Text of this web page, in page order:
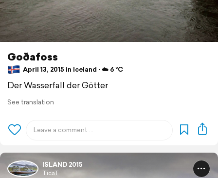
Goðafoss
April 13, 2015 in Iceland ⋅ ☁️ 6 °C
Der Wasserfall der Götter
See translation
ISLAND 2015
TicaT